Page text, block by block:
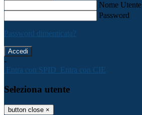
Nome Utente
Password
Password dimenticata?
-
Entra con SPID Entra con CIE
Seleziona utente
button close ×